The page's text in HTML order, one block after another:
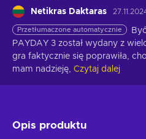
Netikras Daktaras
Przetłumaczone automatycznie
PAYDAY 3 został wydany z
gra faktycznie się poprawiła,
mam nadzieję, Czytaj dalej
Opis produktu